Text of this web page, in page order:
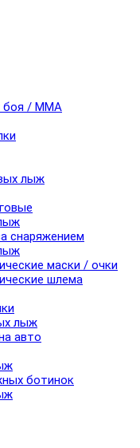
боя / ММА
лыж
снаряжением
маски / очки
шлема
лыж
авто
ботинок